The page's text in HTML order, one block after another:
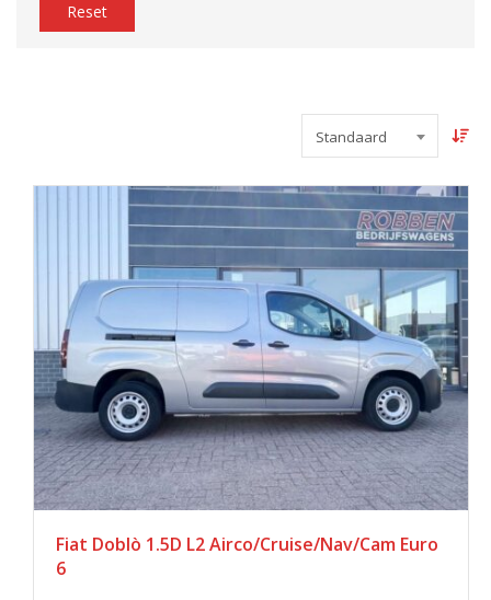
Reset
Standaard
Fiat Doblò 1.5D L2 Airco/Cruise/Nav/Cam Euro
6